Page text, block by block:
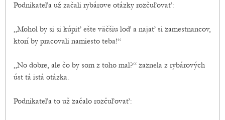
Podnikateľa už začali rybárove otázky rozčuľovať:
„Mohol by si si kúpiť ešte väčšiu loď a najať si zamestnancov,
ktorí by pracovali namiesto teba!“
„No dobre, ale čo by som z toho mal?“ zaznela z rybárových
úst tá istá otázka.
Podnikateľa to už začalo rozčuľovať: